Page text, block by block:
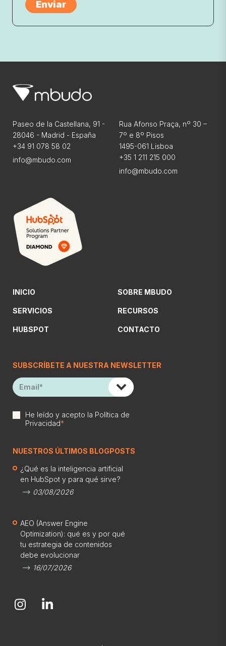
Paseo de la Castellana, 91 -
28046 - Madrid - España
+34 91 078 58 02
info@mbudo.com
Rua Afonso Praça, nº 30 –
7º e 8º Pisos
1495-061 Lisboa
+35 1 211 215 000
info@mbudo.com
INICIO
SERVICIOS
HUBSPOT
SOBRE MBUDO
RECURSOS
CONTACTO
SUBSCRÍBETE A NUESTRA NEWSLETTER
He leído y acepto la Política de
Privacidad*
NUESTROS ÚLTIMOS BLOGPOSTS
¿Qué es la inteligencia artificial
en HubSpot y para qué sirve?
03/08/2026
AEO (Answer Engine
Optimization): qué es y por qué
tu estrategia de contenidos
debe evolucionar
16/07/2026